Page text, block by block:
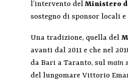
l’intervento delMinistero
sostegno di sponsor locali
Una tradizione, quella del
avanti dal 2011 e che nel
da Bari a Taranto, sul main
del lungomare Vittorio